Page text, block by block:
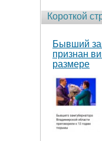
Короткой
Бывший
признан
размере